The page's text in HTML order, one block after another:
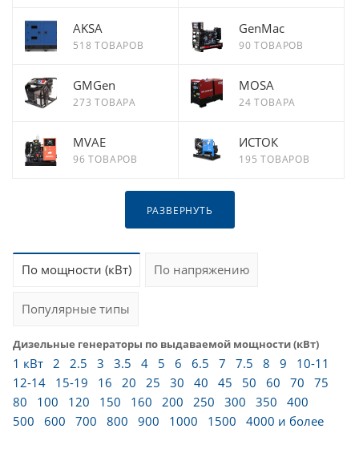
AKSA
518 ТОВАРОВ
GenMac
90 ТОВАРОВ
GMGen
273 ТОВАРА
MOSA
24 ТОВАРА
MVAE
96 ТОВАРОВ
ИСТОК
195 ТОВАРОВ
РАЗВЕРНУТЬ
По мощности (кВт) По напряжению
Популярные типы
Дизельные генераторы по выдаваемой мощности (кВт)
1 кВт 2 2.5 3 3.5 4 5 6 6.5 7 7.5 8 9
10-11
12-14
15-19 16 20 25 30 40 45 50 60 70
75
80
100 120 150 160 200 250 300 350
400
500
600 700 800 900 1000 1500 4000 и более